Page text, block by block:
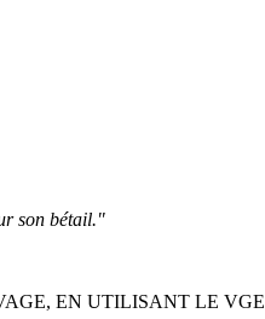
son bétail."
EN UTILISANT LE